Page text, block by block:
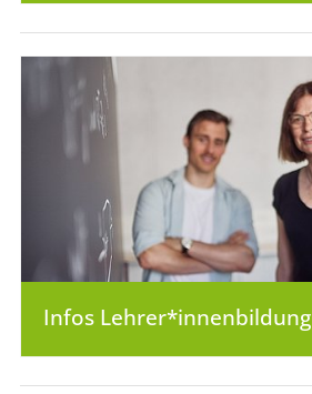
Infos Lehrer*innen­bildung